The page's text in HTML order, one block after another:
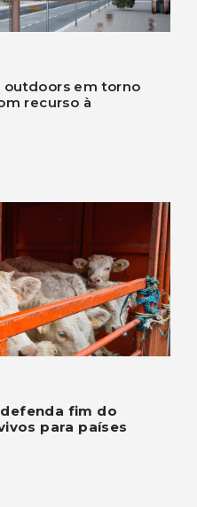
outdoors em torno
recurso à
defenda fim do
para países